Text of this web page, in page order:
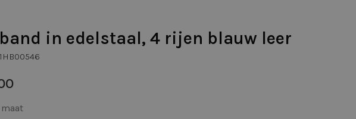
in edelstaal, 4 rijen blauw leer